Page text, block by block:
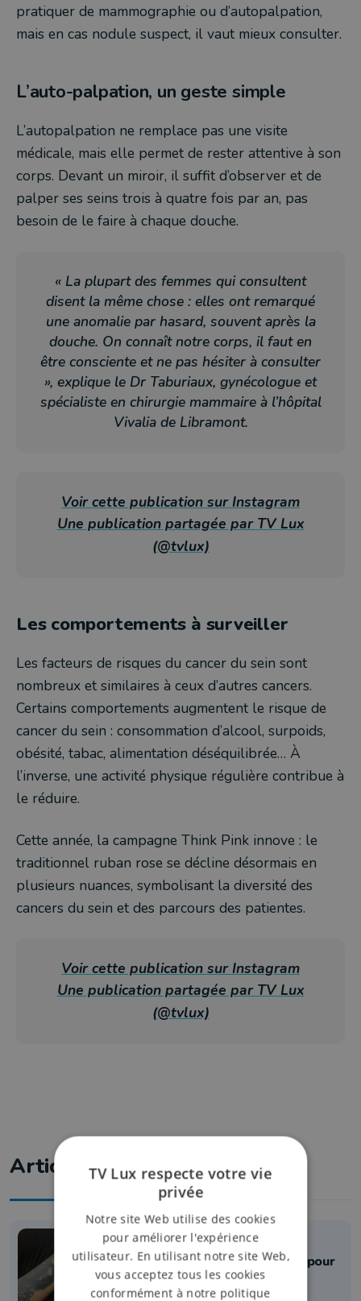
pratiquer de mammographie ou d’autopalpation,
mais en cas nodule suspect, il vaut mieux consulter.
L’auto-palpation, un geste simple
L’autopalpation ne remplace pas une visite
médicale, mais elle permet de rester attentive à son
corps. Devant un miroir, il suffit d’observer et de
palper ses seins trois à quatre fois par an, pas
besoin de le faire à chaque douche.
« La plupart des femmes qui consultent
disent la même chose : elles ont remarqué
une anomalie par hasard, souvent après la
douche. On connaît notre corps, il faut en
être consciente et ne pas hésiter à consulter
», explique le Dr Taburiaux, gynécologue et
spécialiste en chirurgie mammaire à l’hôpital
Vivalia de Libramont.
Voir cette publication sur Instagram
Une publication partagée par TV Lux
(@tvlux)
Les comportements à surveiller
Les facteurs de risques du cancer du sein sont
nombreux et similaires à ceux d’autres cancers.
Certains comportements augmentent le risque de
cancer du sein : consommation d’alcool, surpoids,
obésité, tabac, alimentation déséquilibrée… À
l’inverse, une activité physique régulière contribue à
le réduire.
Cette année, la campagne Think Pink innove : le
traditionnel ruban rose se décline désormais en
plusieurs nuances, symbolisant la diversité des
cancers du sein et des parcours des patientes.
Voir cette publication sur Instagram
Une publication partagée par TV Lux
(@tvlux)
Articles liés
Info
Cancer du sein : se faire tatouer pour
guérir le corps et l'esprit
TV Lux respecte votre vie
privée
Notre site Web utilise des cookies
pour améliorer l'expérience
utilisateur. En utilisant notre site Web,
vous acceptez tous les cookies
conformément à notre politique